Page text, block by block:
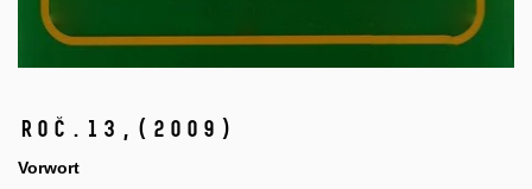
Roč.13, (2009)
Vorwort